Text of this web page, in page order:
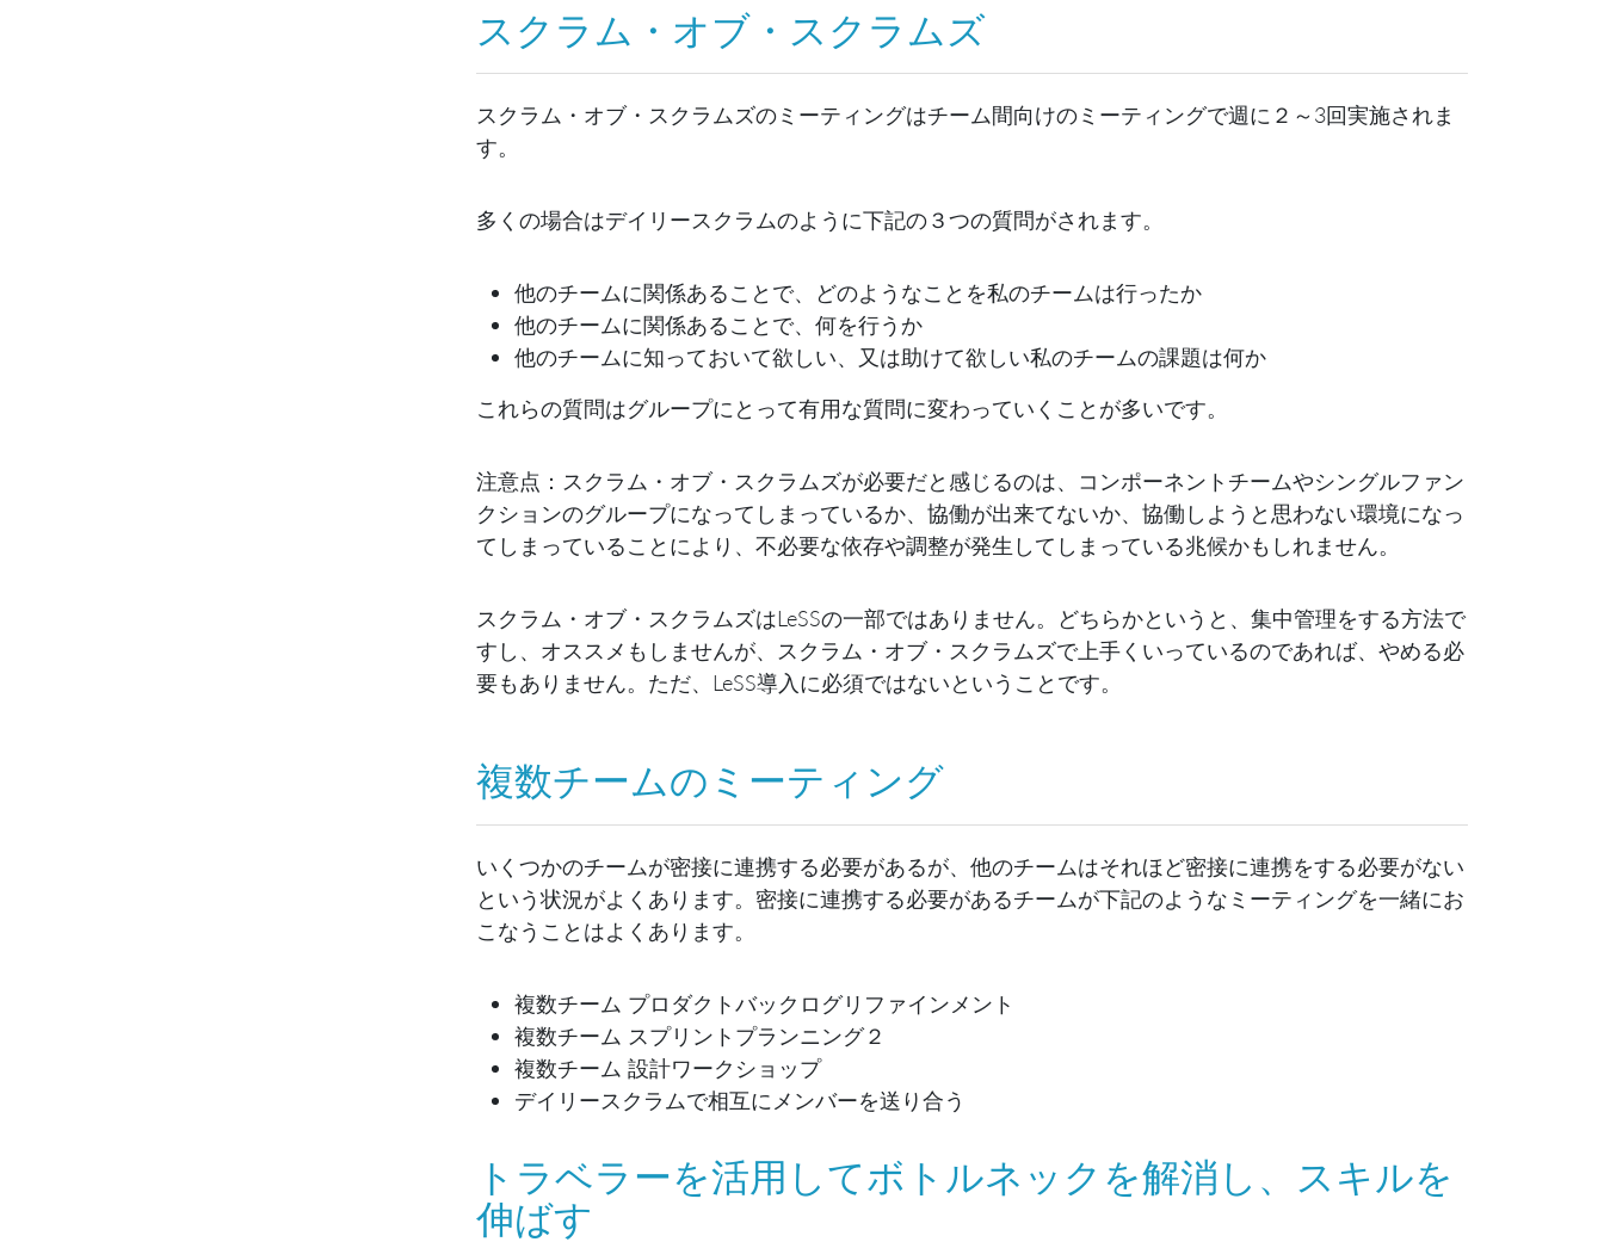
スクラム・オブ・スクラムズ
スクラム・オブ・スクラムズのミーティングはチーム間向けのミーティングで週に２～3回実施されま
す。
多くの場合はデイリースクラムのように下記の３つの質問がされます。
他のチームに関係あることで、どのようなことを私のチームは行ったか
他のチームに関係あることで、何を行うか
他のチームに知っておいて欲しい、又は助けて欲しい私のチームの課題は何か
これらの質問はグループにとって有用な質問に変わっていくことが多いです。
注意点：スクラム・オブ・スクラムズが必要だと感じるのは、コンポーネントチームやシングルファン
クションのグループになってしまっているか、協働が出来てないか、協働しようと思わない環境になっ
てしまっていることにより、不必要な依存や調整が発生してしまっている兆候かもしれません。
スクラム・オブ・スクラムズはLeSSの一部ではありません。どちらかというと、集中管理をする方法で
すし、オススメもしませんが、スクラム・オブ・スクラムズで上手くいっているのであれば、やめる必
要もありません。ただ、LeSS導入に必須ではないということです。
複数チームのミーティング
いくつかのチームが密接に連携する必要があるが、他のチームはそれほど密接に連携をする必要がない
という状況がよくあります。密接に連携する必要があるチームが下記のようなミーティングを一緒にお
こなうことはよくあります。
複数チーム プロダクトバックログリファインメント
複数チーム スプリントプランニング２
複数チーム 設計ワークショップ
デイリースクラムで相互にメンバーを送り合う
トラベラーを活用してボトルネックを解消し、スキルを
伸ばす